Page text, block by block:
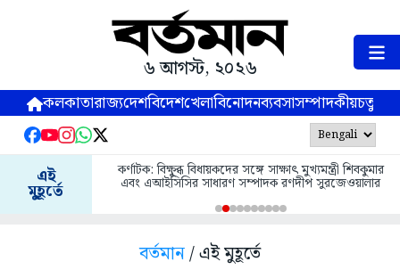
৬ আগস্ট, ২০২৬
কলকাতারাজ্যদেশবিদেশখেলাবিনোদনব্যবসাসম্পাদকীয়
এই
মুহূর্তে
কর্ণাটক: বিক্ষুব্ধ বিধায়কদের সঙ্গে সাক্ষাৎ মুখ্যমন্ত্রী শিবকুমার
এবং এআইসিসির সাধারণ সম্পাদক রণদীপ সুরজেওয়ালার
বর্তমান/ এই মুহূর্তে